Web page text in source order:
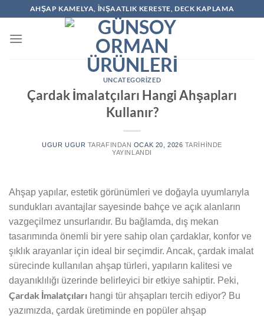
AHŞAP KAMELYA, İNŞAATLIK KERESTE, DECK KAPLAMA
UNCATEGORIZED
Çardak İmalatçıları Hangi Ahşapları
Kullanır?
UGUR UGUR TARAFINDAN OCAK 20, 2026 TARIHINDE
YAYINLANDI
Ahşap yapılar, estetik görünümleri ve doğayla uyumlarıyla
sundukları avantajlar sayesinde bahçe ve açık alanların
vazgeçilmez unsurlarıdır. Bu bağlamda, dış mekan
tasarımında önemli bir yere sahip olan çardaklar, konfor ve
şıklık arayanlar için ideal bir seçimdir. Ancak, çardak imalat
sürecinde kullanılan ahşap türleri, yapıların kalitesi ve
dayanıklılığı üzerinde belirleyici bir etkiye sahiptir. Peki,
Çardak İmalatçıları hangi tür ahşapları tercih ediyor? Bu
yazımızda, çardak üretiminde en popüler ahşap